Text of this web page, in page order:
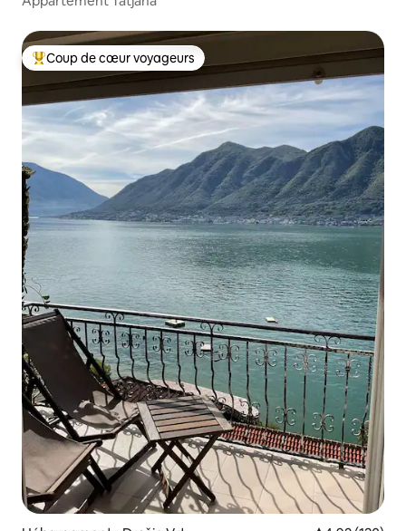
Coups de cœur voyageurs les plus appréciés
Coup de cœur voyageurs